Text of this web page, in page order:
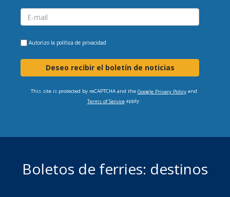
Autorizo la política de privacidad
Deseo recibir el boletín de noticias
This site is protected by reCAPTCHA and the Google Privacy Policyand
Terms of Serviceapply.
Boletos de ferries: destinos